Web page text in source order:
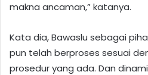
makna ancaman,” katanya.
Kata dia, Bawaslu sebagai
pun telah berproses sesuai
prosedur yang ada. Dan